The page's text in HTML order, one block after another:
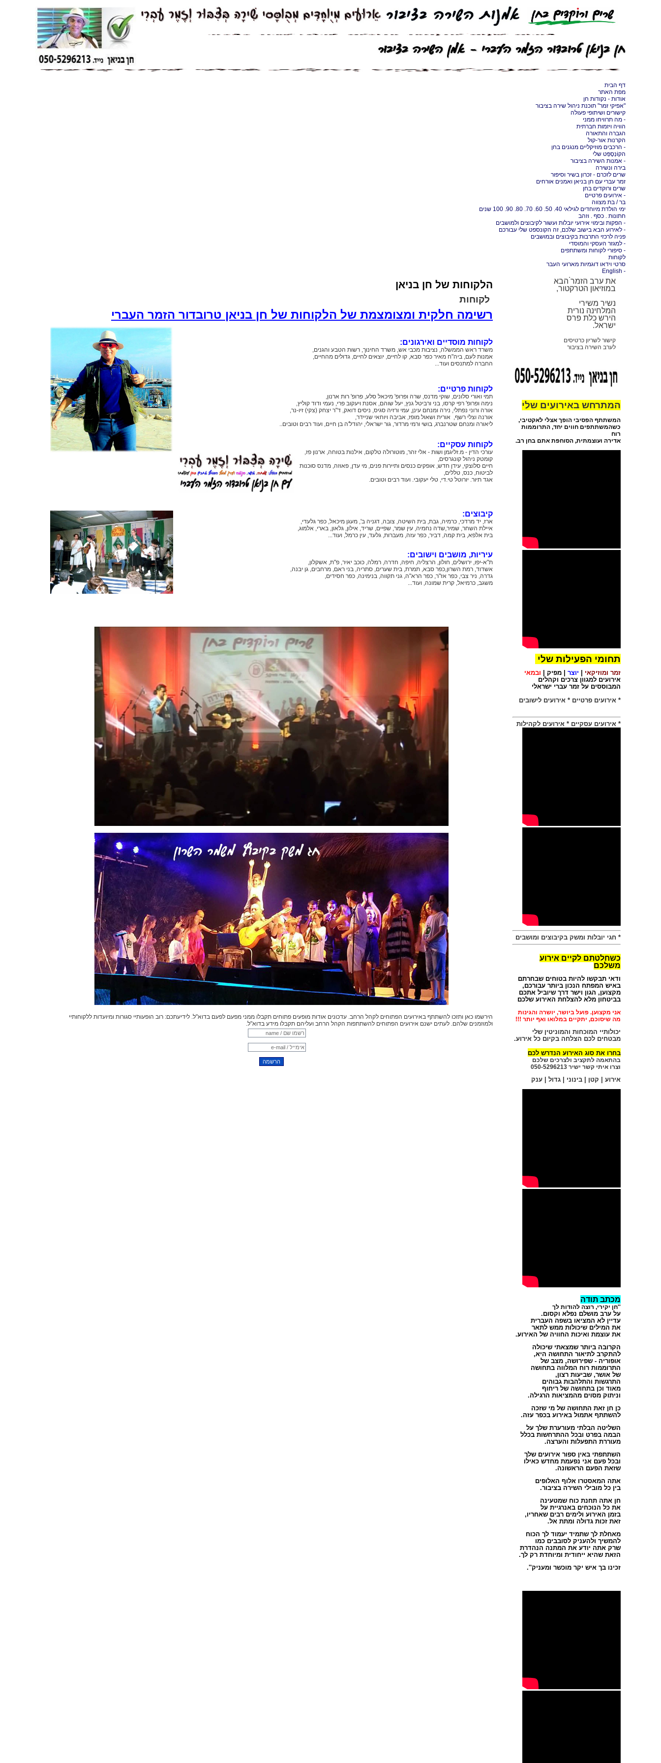
דף הבית
מפת האתר
אודות - נקודות חן
"אפיקי זמר" תוכנת ניהול שירה בציבור
קישורים ושיתופי פעולה
- מה תרוויחו ממני
הוויה ויזמות חברתית
הגברה והתאורה
הקרנות אור-קול
- הרכבים מוזיקליים מנגנים בחן
הקוֹנְסֶפְּט שלי
- אמנות השירה בציבור
בירה ונשירה
שרים לזכרם - זכרון בשיר וסיפור
זמר עברי עם חן בניאן ואמנים אורחים
שרים ורוקדים בחן
- אירועים פרטיים
בר / בת מצווה
ימי הולדת מיוחדים לגילאי 40. 50. 60. 70. 80. 90. 100 שנים
חתונות . כסף . וזהב
- הפקות ובימוי אירועי יובלות ועשור לקיבוצים ולמושבים
- לאירוע הבא בישוב שלכם, זה הקונספט שלי עבורכם
פניה לרכזי התרבות בקיבוצים ובמושבים
- למגזר העסקי והמוסדי
- סיפורי לקוחות ומשתתפים
לקוחות
סרטי וידאו דוגמיות מארועי העבר
- English
ברוכים הבאים
מועדון הזמר שלנו
במוזיאון
הטרקטור
ב-30.10.26 נקיים
אתערב הזמר הבא
במוזיאון הטרקטור,
נשיר משירי
המלחינה נורית
הירש כלת פרס
ישראל.
קישור לשריון כרטיסים
לערב השירה בציבור
במוזיאון הטרקטור
https://tractor-
הזמר
בימתיוביצעתי בעבר.
ניסיוני הרב
ויכולותיי המקצועיים
עומדות לרשותכם
בהזמנת:
אירוע פרטי
מופע שירה
050-5296213
המתרחש באירועים שלי
המשתתף הפסיבי הופך אצלי לאקטיבי,
כשהמשתתפים חווים יחד, התרוממות
רוח
אדירה ועוצמתית, הסוחפת אתם בחן רב.
תחומי הפעילות שלי
זמר ומוזיקאי יוצר מפיק
ובמאי
אירועים למגוון צרכים וקהלים
המבוססים על זמר עברי ישראלי
* אירועים פרטיים * אירועים לישובים
* אירועים עסקיים * אירועים לקהילות
* חגי יובלות ומשק בקיבוצים ומושבים
כשחלטתם לקיים אירוע
משלכם
ודאי תבקשו להיות בטוחים שבחרתם
באיש המפתח הנכון ביותר עבורכם,
מקצוען, הגון וישר דרך שיוביל אתכם
בביטחון מלא להצלחת האירוע שלכם
אני מקצוען. פועל ביושר, יושרה והגינות
מה שיסוכם, יתקיים במלואו ואף יותר !!!
יכולותיי המוכחות והמוניטין שלי
מבטחים לכם הצלחה בקיום כל אירוע.
בחרו את סוג האירוע הנדרש לכם
בהתאמה לתקציב ולצרכים שלכם
וצרו איתי קשר ישיר 050-5296213
אירוע | קטן | בינוני | גדול | ענק
מכתב תודה
''חן יקירי, רוצה להודות לך
על ערב מושלם נפלא וקסום.
עדיין לא המציאו בשפה העברית
את המילים שיכולות ממש לתאר
את עוצמת ואיכות החוויה של האירוע.
הקרובה ביותר שמצאתי שיכולה
להתקרב לתיאור התחושה היא,
אופוריה - שפירושה, מצב של
התרוממות רוח המלווה בתחושה
של אושר, שביעות רצון,
התרגשות והתלהבות גבוהים
מאוד וכן בתחושה של ריחוף
וניתוק מסוים מהמציאות הרגילה.
כן חן זאת התחושה של מי שזכה
להשתתף אתמול באירוע בכפר עזה.
השליטה הבלתי מעורערת שלך על
הבמה בפרט ובכל ההתרחשות בכלל
מעוררת התפעלות והערצה.
השתתפתי באין ספור אירועים שלך
ובכל פעם אני נפעמת מחדש כאילו
שזאת הפעם הראשונה.
אתה המאסטרו אלוף האלופים
בין כל מובילי השירה בציבור.
חן אתה תחנת כוח שמטעינה
את כל הנוכחים באנרגיית על
בזמן האירוע ולימים רבים שאחריו,
זאת זכות גדולה ומתת אל.
מאחלת לך שתמיד יעמוד לך הכוח
להמשיך ולהעניק לסובבים כמו
שרק אתה יודע את המתנה הנהדרת
הזאת שהיא ייחודית ומיוחדת רק לך.
זכינו בך איש יקר מוכשר ומעניק''.
הלקוחות של חן בניאן
לקוחות
רשימה חלקית ומצומצמת של הלקוחות של חן בניאן טרובדור הזמר העברי
לקוחות מוסדיים ואירגונים:
משרד ראש הממשלה, נציבות מכבי אש, משרד החינוך, רשות הטבע והגנים,
אמנות לעם, ביה"ח מאיר כפר סבא, קו לחיים, יוצאים לחיים, גדולים מהחיים,
החברה למתנסים ועוד...
לקוחות פרטיים:
תמי ואורי סלונים, שוקי מדנס, שרה ופרופ' מיכאל סלע, פרופ' רות ארנון,
נימה ופרופ' רפי קרסו, בני ורביטל גנץ, יעל שוהם, אסנת ויעקוב פרי, נעמי ודוד קוליץ,
אורה ורוני נפתלי, נירה ומנחם עינן, עמי ורזיה סגיס, ניסים דואק, ד"ר יצחק (צקי) זיו-נר,
אורנה וצלי רשף, אורית ושאול מופז, אביבה ויוחאי שניידר,
ליאורה ומנחם שטרנברג, בושי ורמי מרדור, גור ישראלי, יהודל'ה בן חיים, ועוד רבים וטובים..
לקוחות עסקיים:
עורכי הדין - מ.זליגמן ושות - אלי זהר, מוטורולה טלקום, אילנות בטוחה, ארנון פז,
קומטק ניהול קונגרסים,
חיים סלוצקי, עידן חדש, אופקים כנסים ותיירות פנים, מי עדן, פאוזה, מדנס סוכנות
לביטוח, כנס, טללים,
אגד תיור. יורוטל טי.די, טלי יעקובי. ועוד רבים וטובים.
קיבוצים:
ארז, יד מרדכי, כרמיה, גבת, בית השיטה, צובה, דגניה ב', מעגן מיכאל, כפר גלעדי,
איילת השחר, שמיר,שדה נחמיה, עין שמר, שפיים, שריד, אילון, גלאון, בארי, אלמוג,
בית אלפא, בית קמה, דביר, כפר עזה, מעברות, גלעד, עין כרמל, ועוד...
עיריות, מושבים וישובים:
ת"א-יפו, ירושלים, חולון, הרצליה, חיפה, חדרה, רמלה, כוכב יאיר, פ"ת, אשקלון,
אשדוד, רמת השרון,כפר סבא, תמרת, בית שערים, סתריה, בני ראם, מרחבים, גן יבנה,
גדרה, ניר צבי, כפר אז"ר, כפר הרא"ה, גני תקווה, בנימינה, כפר חסידים,
משגב, כרמיאל, קרית שמונה, ועוד...
הירשמו כאן ותזכו להשתתף באירועים הפתוחים לקהל הרחב. עדכונים אודות מופעים פתוחים תקבלו ממני מפעם לפעם בדוא"ל. לידיעתכם: רוב הופעותיי סגורות ומיועדות ללקוחותיי
ולמוזמנים שלהם. לעתים ישנם אירועים הפתוחים להשתתפות הקהל הרחב ועליהם תקבלו מידע בדוא"ל.